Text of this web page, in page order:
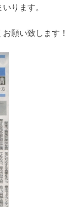
ります。
願い致します！